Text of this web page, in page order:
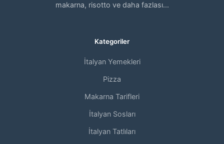
makarna, risotto ve daha fazlası...
Kategoriler
İtalyan Yemekleri
Pizza
Makarna Tarifleri
İtalyan Sosları
İtalyan Tatlıları